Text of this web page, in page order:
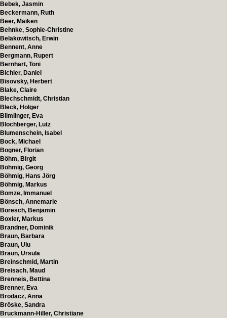
Bebek, Jasmin
Beckermann, Ruth
Beer, Maiken
Behnke, Sophie-Christine
Belakowitsch, Erwin
Bennent, Anne
Bergmann, Rupert
Bernhart, Toni
Bichler, Daniel
Bisovsky, Herbert
Blake, Claire
Blechschmidt, Christian
Bleck, Holger
Blimlinger, Eva
Blochberger, Lutz
Blumenschein, Isabel
Bock, Michael
Bogner, Florian
Böhm, Birgit
Böhmig, Georg
Böhmig, Hans Jörg
Böhmig, Markus
Bomze, Immanuel
Bönsch, Annemarie
Boresch, Benjamin
Boxler, Markus
Brandner, Dominik
Braun, Barbara
Braun, Ulu
Braun, Ursula
Breinschmid, Martin
Breisach, Maud
Brenneis, Bettina
Brenner, Eva
Brodacz, Anna
Bröske, Sandra
Bruckmann-Hiller, Christiane